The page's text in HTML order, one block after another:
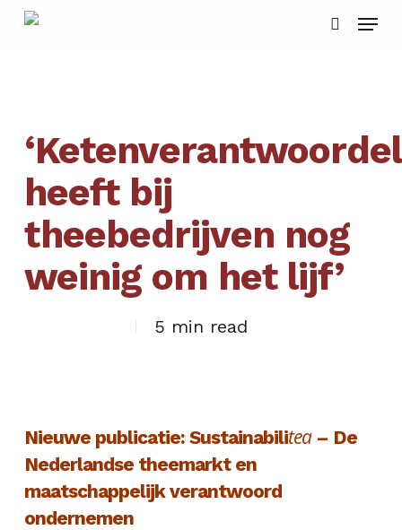
Skip
Menu
heeft bij
theebedrijven nog
weinig om het lijf’
5 min read
Nieuwe publicatie: Sustainabilitea– De
Nederlandse theemarkt en
maatschappelijk verantwoord
ondernemen